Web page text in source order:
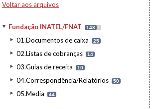
Voltar aos arquivos
Fundação INATEL/FNAT 143 I
01.Documentos de caixa 25
02.Listas de cobranças 14
03.Guias de receita 10
04.Correspondência/Relatórios 50
05.Media 44